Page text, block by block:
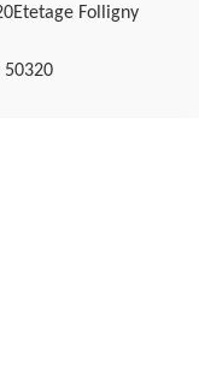
Etetage Folligny
50320